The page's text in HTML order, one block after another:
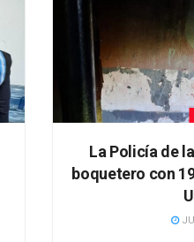
La Policía de
boquetero con